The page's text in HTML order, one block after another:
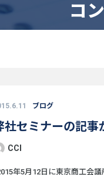
コ
ブログ
社セミナーの記事
CCI
年5月12日に東京商工会